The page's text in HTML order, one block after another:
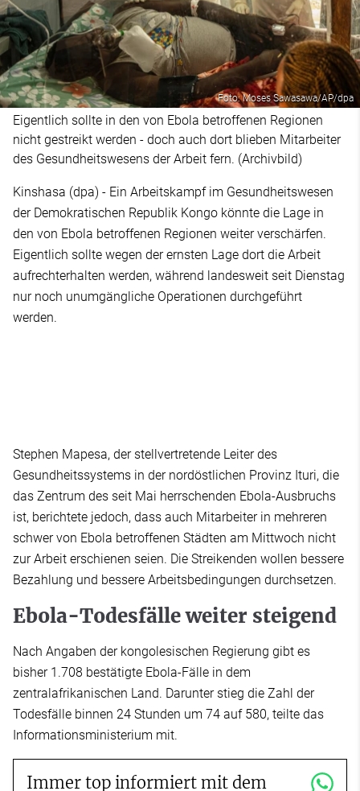
Foto: Moses Sawasawa/AP/dpa
Eigentlich sollte in den von Ebola betroffenen Regionen
nicht gestreikt werden - doch auch dort blieben Mitarbeiter
des Gesundheitswesens der Arbeit fern. (Archivbild)
Kinshasa (dpa) - Ein Arbeitskampf im Gesundheitswesen
der Demokratischen Republik Kongo könnte die Lage in
den von Ebola betroffenen Regionen weiter verschärfen.
Eigentlich sollte wegen der ernsten Lage dort die Arbeit
aufrechterhalten werden, während landesweit seit Dienstag
nur noch unumgängliche Operationen durchgeführt
werden.
Stephen Mapesa, der stellvertretende Leiter des
Gesundheitssystems in der nordöstlichen Provinz Ituri, die
das Zentrum des seit Mai herrschenden Ebola-Ausbruchs
ist, berichtete jedoch, dass auch Mitarbeiter in mehreren
schwer von Ebola betroffenen Städten am Mittwoch nicht
zur Arbeit erschienen seien. Die Streikenden wollen bessere
Bezahlung und bessere Arbeitsbedingungen durchsetzen.
Ebola-Todesfälle weiter steigend
Nach Angaben der kongolesischen Regierung gibt es
bisher 1.708 bestätigte Ebola-Fälle in dem
zentralafrikanischen Land. Darunter stieg die Zahl der
Todesfälle binnen 24 Stunden um 74 auf 580, teilte das
Informationsministerium mit.
Immer top informiert mit dem